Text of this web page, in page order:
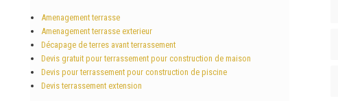
Amenagement terrasse
Amenagement terrasse exterieur
Décapage de terres avant terrassement
Devis gratuit pour terrassement pour construction de maison
Devis pour terrassement pour construction de piscine
Devis terrassement extension